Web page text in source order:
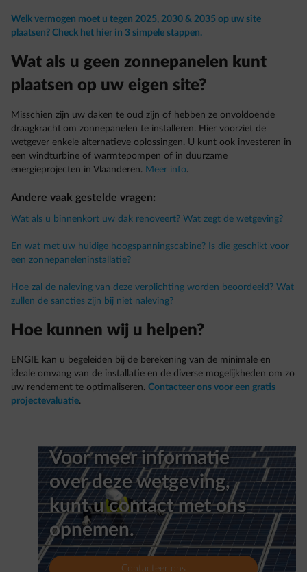
Welk vermogen moet u tegen 2025, 2030 & 2035 op uw site
plaatsen? Check het hier in 3 simpele stappen.
Wat als u geen zonnepanelen kunt
plaatsen op uw eigen site?
Misschien zijn uw daken te oud zijn of hebben ze onvoldoende
draagkracht om zonnepanelen te installeren. Hier voorziet de
wetgever enkele alternatieve oplossingen. U kunt ook investeren in
een windturbine of warmtepompen of in duurzame
energieprojecten in Vlaanderen. Meer info.
Andere vaak gestelde vragen:
Wat als u binnenkort uw dak renoveert? Wat zegt de wetgeving?
En wat met uw huidige hoogspanningscabine? Is die geschikt voor
een zonnepaneleninstallatie?
Hoe zal de naleving van deze verplichting worden beoordeeld? Wat
zullen de sancties zijn bij niet naleving?
Hoe kunnen wij u helpen?
ENGIE kan u begeleiden bij de berekening van de minimale en
ideale omvang van de installatie en de diverse mogelijkheden om zo
uw rendement te optimaliseren. Contacteer ons voor een gratis
projectevaluatie.
Voor meer informatie
over deze wetgeving,
kunt u contact met ons
opnemen.
Contacteer ons